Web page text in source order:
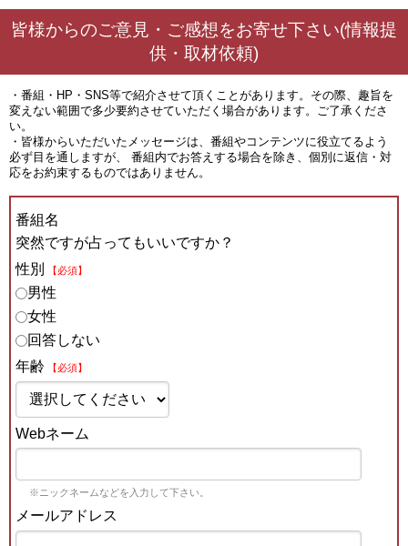
皆様からのご意見・ご感想をお寄せ下さい(情報提
供・取材依頼)
・番組・HP・SNS等で紹介させて頂くことがあります。その際、趣旨を
変えない範囲で多少要約させていただく場合があります。ご了承くださ
い。
・皆様からいただいたメッセージは、番組やコンテンツに役立てるよう
必ず目を通しますが、 番組内でお答えする場合を除き、個別に返信・対
応をお約束するものではありません。
番組名
突然ですが占ってもいいですか？
性別
【必須】
男性
女性
回答しない
年齢
【必須】
Webネーム
※ニックネームなどを入力して下さい。
メールアドレス